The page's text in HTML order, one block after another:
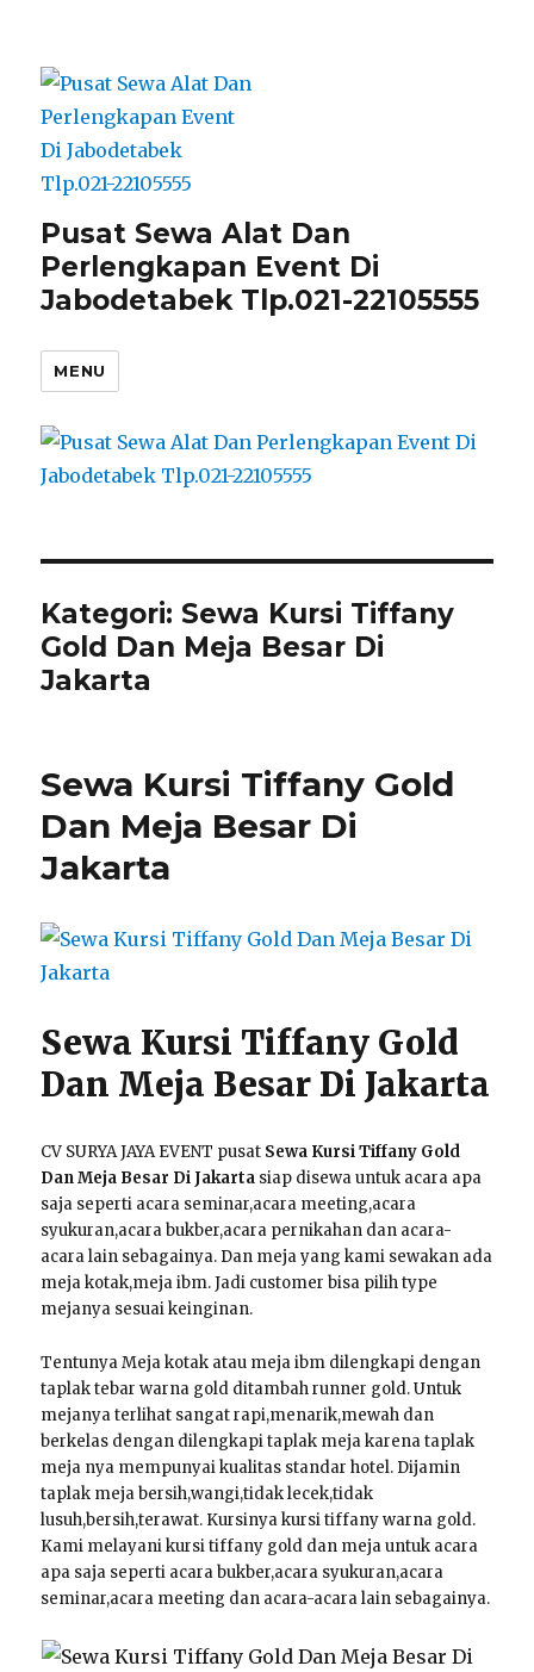
Pusat Sewa Alat Dan
Perlengkapan Event Di
Jabodetabek Tlp.021-22105555
MENU
Kategori: Sewa Kursi Tiffany
Gold Dan Meja Besar Di
Jakarta
Sewa Kursi Tiffany Gold
Dan Meja Besar Di
Jakarta
Sewa Kursi Tiffany Gold
Dan Meja Besar Di Jakarta
CV SURYA JAYA EVENT pusat Sewa Kursi Tiffany Gold
Dan Meja Besar Di Jakarta siap disewa untuk acara apa
saja seperti acara seminar,acara meeting,acara
syukuran,acara bukber,acara pernikahan dan acara-
acara lain sebagainya. Dan meja yang kami sewakan ada
meja kotak,meja ibm. Jadi customer bisa pilih type
mejanya sesuai keinginan.
Tentunya Meja kotak atau meja ibm dilengkapi dengan
taplak tebar warna gold ditambah runner gold. Untuk
mejanya terlihat sangat rapi,menarik,mewah dan
berkelas dengan dilengkapi taplak meja karena taplak
meja nya mempunyai kualitas standar hotel. Dijamin
taplak meja bersih,wangi,tidak lecek,tidak
lusuh,bersih,terawat. Kursinya kursi tiffany warna gold.
Kami melayani kursi tiffany gold dan meja untuk acara
apa saja seperti acara bukber,acara syukuran,acara
seminar,acara meeting dan acara-acara lain sebagainya.